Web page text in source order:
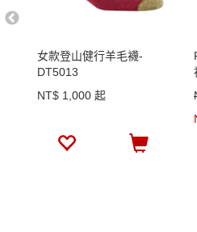
女款登山健行羊毛襪-
DT5013
NT$ 1,000 起